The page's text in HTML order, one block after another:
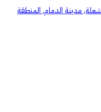
مدينة الدمام, المنطقة